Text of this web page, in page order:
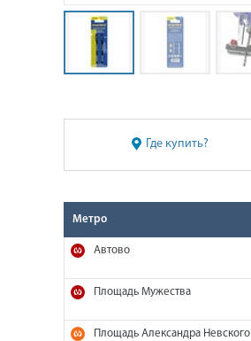
Где купить?
Метро
Автово
Площадь Мужества
Площадь Александра Невского